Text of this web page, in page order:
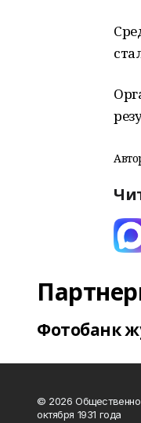
Фотобанк
© 2026
октября 1931 года